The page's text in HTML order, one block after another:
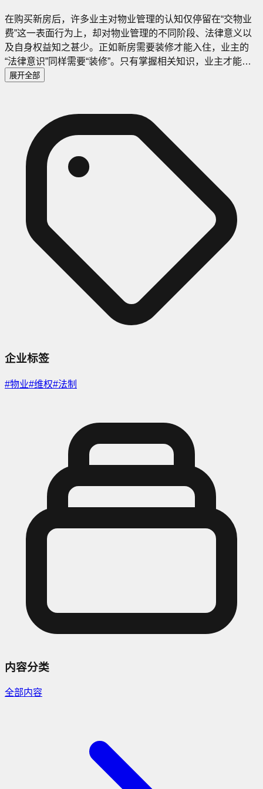
在购买新房后，许多业主对物业管理的认知仅停留在“交物业
费”这一表面行为上，却对物业管理的不同阶段、法律意义以
及自身权益知之甚少。正如新房需要装修才能入住，业主的
“法律意识”同样需要“装修”。只有掌握相关知识，业主才能清
晰地了解自己的权利与义务，避免在物业管理中陷入被动。
展开全部
企业标签
#物业#维权#法制
内容分类
全部内容